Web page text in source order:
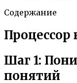
Содержание
Процессор
Шаг 1:
понятий